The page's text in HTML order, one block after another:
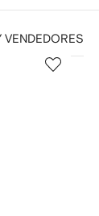
VENDEDORES
2